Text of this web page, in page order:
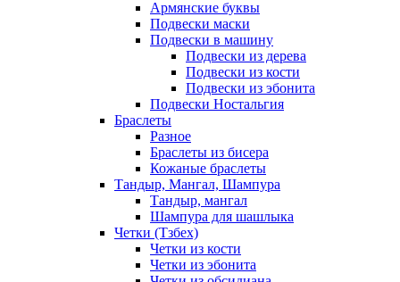
Армянские буквы
Подвески маски
Подвески в машину
Подвески из дерева
Подвески из кости
Подвески из эбонита
Подвески Ностальгия
Браслеты
Разное
Браслеты из бисера
Кожаные браслеты
Тандыр, Мангал, Шампура
Тандыр, мангал
Шампура для шашлыка
Четки (Тзбех)
Четки из кости
Четки из эбонита